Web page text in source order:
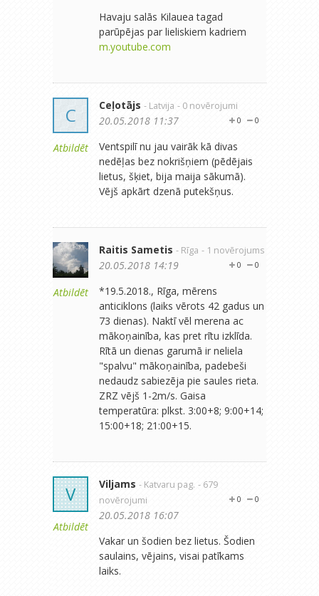
Havaju salās Kilauea tagad
parūpējas par lieliskiem kadriem
m.youtube.com
C
Atbildēt
Ceļotājs - Latvija - 0 novērojumi
0
0
20.05.2018 11:37
Ventspilī nu jau vairāk kā divas
nedēļas bez nokrišņiem (pēdējais
lietus, šķiet, bija maija sākumā).
Vējš apkārt dzenā putekšņus.
Atbildēt
Raitis Sametis - Rīga - 1 novērojums
0
0
20.05.2018 14:19
*19.5.2018., Rīga, mērens
anticiklons (laiks vērots 42 gadus un
73 dienas). Naktī vēl merena ac
mākoņainība, kas pret rītu izklīda.
Rītā un dienas garumā ir neliela
"spalvu" mākoņainība, padebeši
nedaudz sabiezēja pie saules rieta.
ZRZ vējš 1-2m/s. Gaisa
temperatūra: plkst. 3:00+8; 9:00+14;
15:00+18; 21:00+15.
V
Atbildēt
Viljams - Katvaru pag. - 679
novērojumi
0
0
20.05.2018 16:07
Vakar un šodien bez lietus. Šodien
saulains, vējains, visai patīkams
laiks.